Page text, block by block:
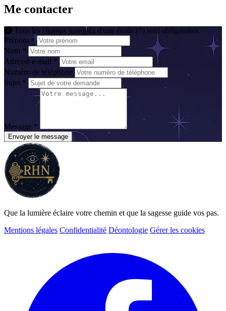
Me contacter
Tous les champs marqués d'une étoile (*) sont obligatoires.
Prénom *
Nom *
Adresse e-mail *
Numéro de téléphone
Sujet *
Message *
Envoyer le message
Que la lumière éclaire votre chemin et que la sagesse guide vos pas.
Mentions légales Confidentialité Déontologie Gérer les cookies